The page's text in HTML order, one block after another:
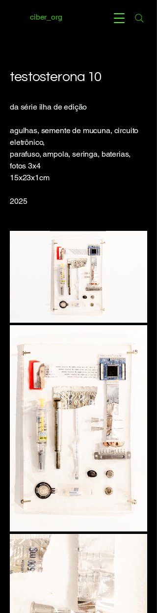
ciber_org
testosterona 10
da série ilha de edição
agulhas, semente de mucuna, circuito
eletrônico,
parafuso, ampola, seringa, baterias,
fotos 3x4
15x23x1cm
2025